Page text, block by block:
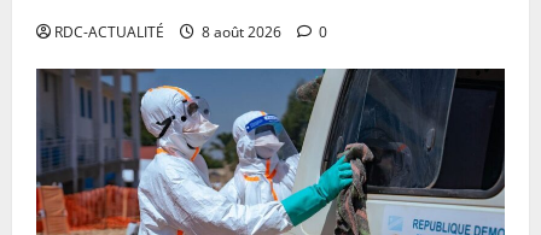
RDC-ACTUALITÉ 8 août 2026 0